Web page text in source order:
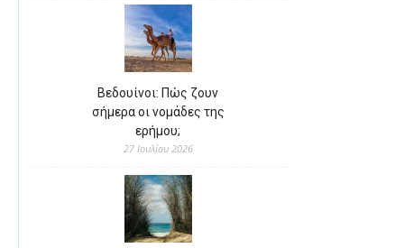
Βεδουίνοι: Πώς ζουν
σήμερα οι νομάδες της
ερήμου;
27 Ιουλίου 2026